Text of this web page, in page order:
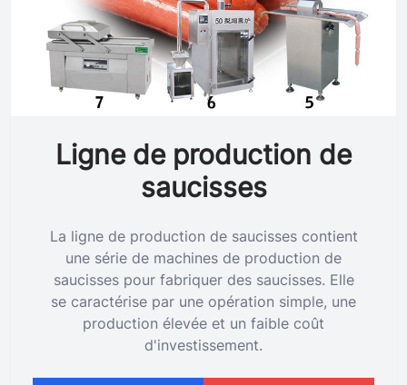
Ligne de production de
saucisses
La ligne de production de saucisses contient
une série de machines de production de
saucisses pour fabriquer des saucisses. Elle
se caractérise par une opération simple, une
production élevée et un faible coût
d'investissement.